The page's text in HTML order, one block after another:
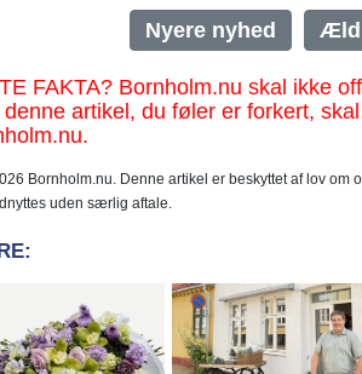
Nyere nyhed
FAKTA? Bornholm.nu skal ikke
artikel, du føler er forkert,
Bornholm.nu. Denne artikel er beskyttet af lov om
uden særlig aftale.